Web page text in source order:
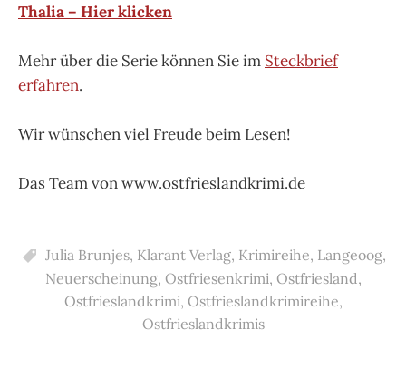
Thalia – Hier klicken
Mehr über die Serie können Sie im Steckbrief
erfahren.
Wir wünschen viel Freude beim Lesen!
Das Team von www.ostfrieslandkrimi.de
Julia Brunjes, Klarant Verlag, Krimireihe, Langeoog,
Neuerscheinung, Ostfriesenkrimi, Ostfriesland,
Ostfrieslandkrimi, Ostfrieslandkrimireihe,
Ostfrieslandkrimis